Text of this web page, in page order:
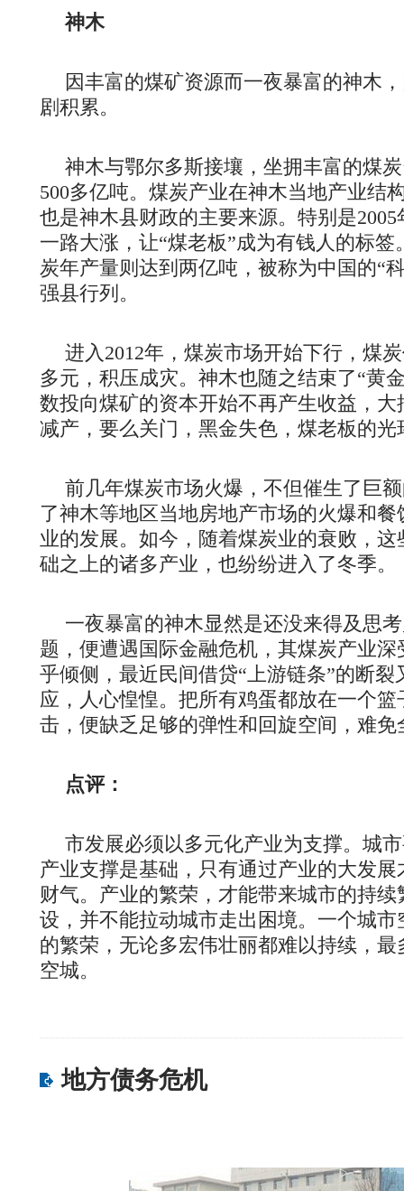
神木
因丰富的煤矿资源而一夜暴富的神木
剧积累。
神木与鄂尔多斯接壤，坐拥丰富的煤
500多亿吨。煤炭产业在神木当地产业结
也是神木县财政的主要来源。特别是
一路大涨，让“煤老板”成为有钱人的标签
炭年产量则达到两亿吨，被称为中国的“
强县行列。
进入2012年，煤炭市场开始下行，煤
多元，积压成灾。神木也随之结束了“黄
数投向煤矿的资本开始不再产生收益，
减产，要么关门，黑金失色，煤老板的光
前几年煤炭市场火爆，不但催生了巨
了神木等地区当地房地产市场的火爆和
业的发展。如今，随着煤炭业的衰败，
础之上的诸多产业，也纷纷进入了冬季。
一夜暴富的神木显然是还没来得及思
题，便遭遇国际金融危机，其煤炭产业
乎倾侧，最近民间借贷“上游链条”的断裂
应，人心惶惶。把所有鸡蛋都放在一个
击，便缺乏足够的弹性和回旋空间，难免
点评：
市发展必须以多元化产业为支撑。城
产业支撑是基础，只有通过产业的大发
财气。产业的繁荣，才能带来城市的持
设，并不能拉动城市走出困境。一个城
的繁荣，无论多宏伟壮丽都难以持续，
空城。
地方债务危机